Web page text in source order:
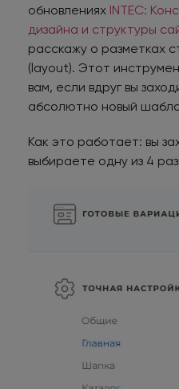
обновлениях INTEC:
дизайна и структуры
расскажу о разметках
(layout). Этот
вам, если вдруг вы
абсолютно новый
Как это работает: вы
выбираете одну из 4